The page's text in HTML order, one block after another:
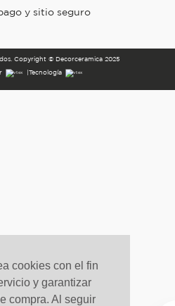
cookies con el fin
y garantizar
compra. Al seguir
y sitio seguro
Copyright © Decorceramica 2025
|Tecnología